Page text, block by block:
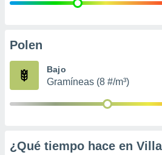
e
publicidad
Polen
Bajo
Gramíneas (8 #/m³)
¿Qué tiempo hace en